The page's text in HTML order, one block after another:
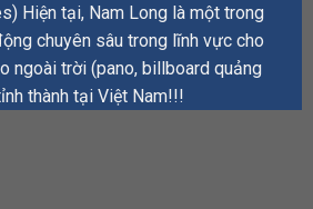
Hiện tại, Nam Long là một trong
chuyên sâu trong lĩnh vực cho
ngoài trời (pano, billboard quảng
thành tại Việt Nam!!!